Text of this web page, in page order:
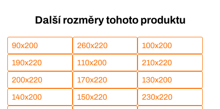
Další rozměry tohoto produktu
90x200 260x220 100x200
190x220 110x200 210x220
200x220 170x220 130x200
140x200 150x220 230x220